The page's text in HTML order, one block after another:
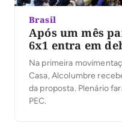
Brasil
Após um mês
6x1 entra em
Na primeira
Casa, Alcolumbre
da proposta. Plenário
PEC.